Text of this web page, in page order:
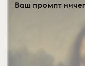
Ваш промпт